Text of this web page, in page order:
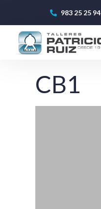
983 25 25 94
CB1